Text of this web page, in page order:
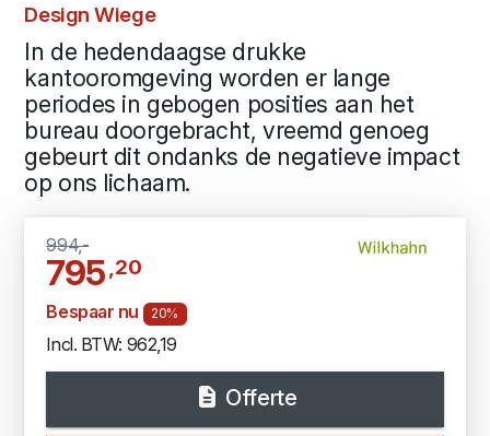
Design Wiege
In de hedendaagse drukke
kantooromgeving worden er lange
periodes in gebogen posities aan het
bureau doorgebracht, vreemd genoeg
gebeurt dit ondanks de negatieve impact
op ons lichaam.
994,-
795,20
Bespaar nu 20%
Incl. BTW: 962,19
Offerte